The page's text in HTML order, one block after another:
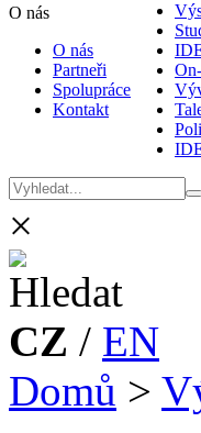
O nás
O nás
Partneři
Spolupráce
Kontakt
×
CZ / EN
Domů >